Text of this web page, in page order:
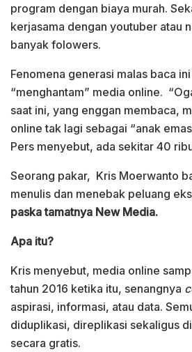
program dengan biaya murah.
kerjasama dengan youtuber atau
banyak folowers.
Fenomena generasi malas baca
“menghantam” media online.
saat ini, yang enggan membaca,
online tak lagi sebagai “anak
Pers menyebut, ada sekitar 40
Seorang pakar, Kris Moerwanto
menulis dan menebak peluang
paska tamatnya New Media.
Apa itu?
Kris menyebut, media online
tahun 2016 ketika itu, senangnya
aspirasi, informasi, atau data.
diduplikasi, direplikasi sekaligus
secara gratis.